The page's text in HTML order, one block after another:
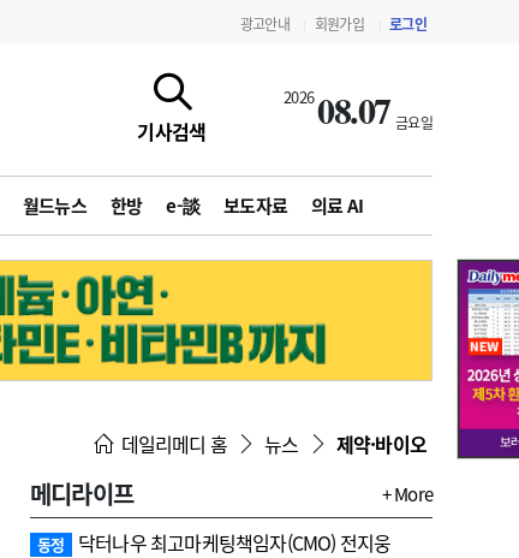
광고안내 회원가입 로그인
기사검색
202608.07 금요일
월드뉴스 한방 e-談 보도자료 의료 AI
지침·기준·평가 약제급여 심사 결과
데일리메디 홈 뉴스 제약·바이오
메디라이프 + More
동정 닥터나우 최고마케팅책임자(CMO) 전지웅